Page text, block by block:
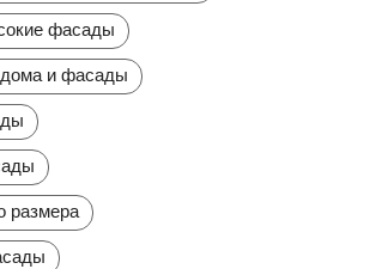
фасады
и фасады
размера